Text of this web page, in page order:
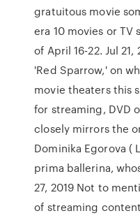
gratuitous movie
era 10 movies or TV
of April 16-22. Jul
'Red Sparrow,' on
movie theaters this
for streaming, DVD
closely mirrors the
Dominika Egorova (
prima ballerina,
27, 2019 Not to
of streaming